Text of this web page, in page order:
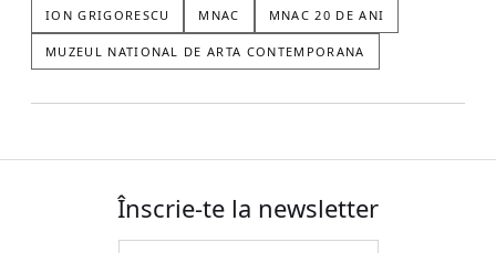
ION GRIGORESCU MNAC MNAC 20 DE ANI
MUZEUL NATIONAL DE ARTA CONTEMPORANA
Înscrie-te la newsletter